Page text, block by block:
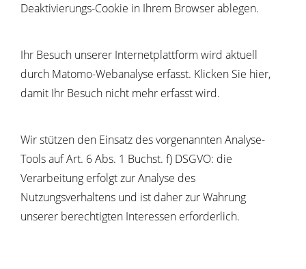
Deaktivierungs-Cookie in Ihrem Browser ablegen.
Ihr Besuch unserer Internetplattform wird aktuell
durch Matomo-Webanalyse erfasst. Klicken Sie hier,
damit Ihr Besuch nicht mehr erfasst wird.
Wir stützen den Einsatz des vorgenannten Analyse-
Tools auf Art. 6 Abs. 1 Buchst. f) DSGVO: die
Verarbeitung erfolgt zur Analyse des
Nutzungsverhaltens und ist daher zur Wahrung
unserer berechtigten Interessen erforderlich.